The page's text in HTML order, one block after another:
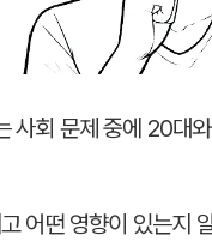
사회 문제 중에 20대
어떤 영향이 있는지